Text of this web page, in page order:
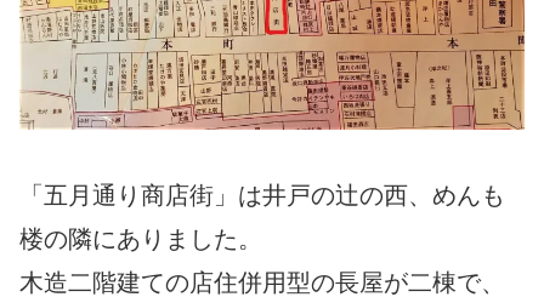
「五月通り商店街」は井戸の辻の西、めんも
楼の隣にありました。
木造二階建ての店住併用型の長屋が二棟で、